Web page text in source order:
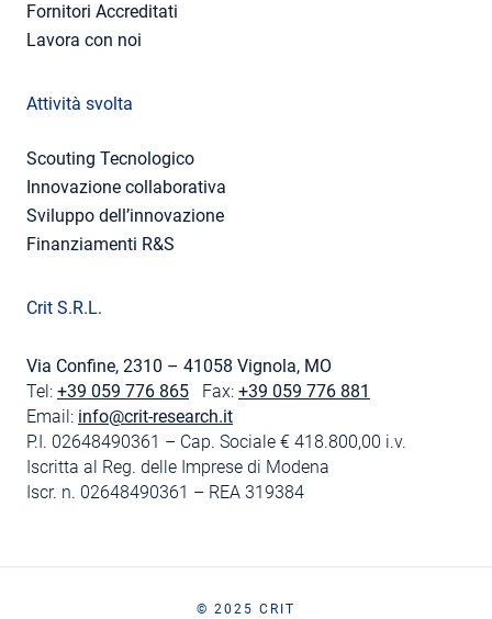
Fornitori Accreditati
Lavora con noi
Attività svolta
Scouting Tecnologico
Innovazione collaborativa
Sviluppo dell’innovazione
Finanziamenti R&S
Crit S.R.L.
Via Confine, 2310 – 41058 Vignola, MO
Tel: +39 059 776 865 Fax: +39 059 776 881
Email: info@crit-research.it
P.I. 02648490361 – Cap. Sociale € 418.800,00 i.v.
Iscritta al Reg. delle Imprese di Modena
Iscr. n. 02648490361 – REA 319384
© 2025 CRIT